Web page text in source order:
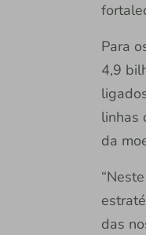
Para
4,9
linhas
da
das